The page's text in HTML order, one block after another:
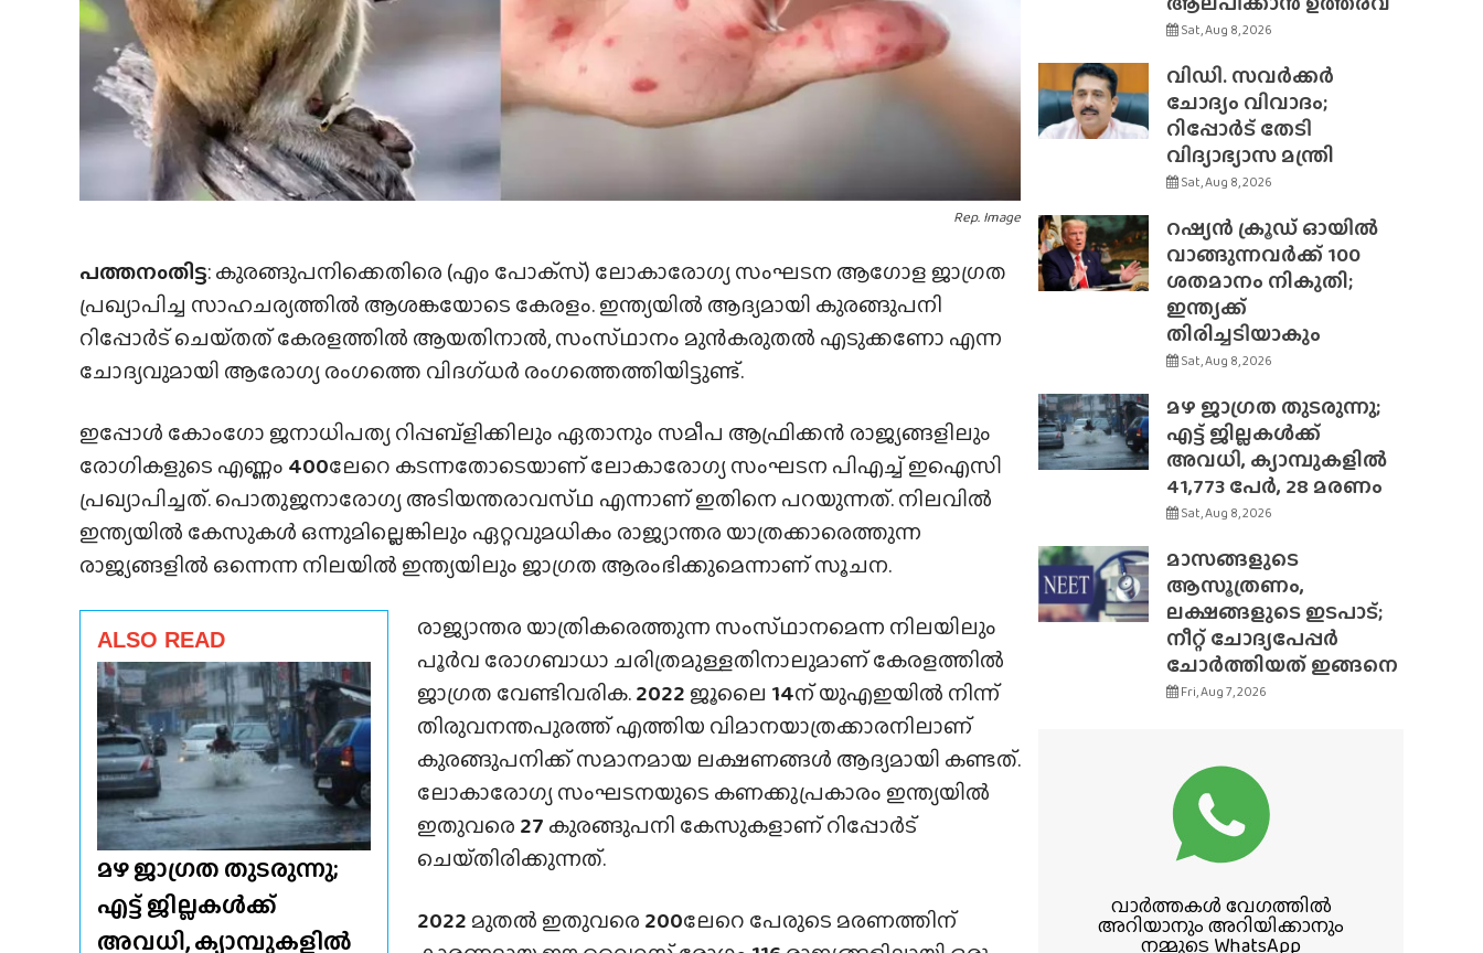
Rep. Image
പത്തനംതിട്ട: കുരങ്ങുപനിക്കെതിരെ (എം പോക്‌സ്) ലോകാരോഗ്യ സംഘടന ആഗോള ജാഗ്രത
പ്രഖ്യാപിച്ച സാഹചര്യത്തിൽ ആശങ്കയോടെ കേരളം. ഇന്ത്യയിൽ ആദ്യമായി കുരങ്ങുപനി
റിപ്പോർട് ചെയ്‌തത്‌ കേരളത്തിൽ ആയതിനാൽ, സംസ്‌ഥാനം മുൻകരുതൽ എടുക്കണോ എന്ന
ചോദ്യവുമായി ആരോഗ്യ രംഗത്തെ വിദഗ്‌ധർ രംഗത്തെത്തിയിട്ടുണ്ട്.
ഇപ്പോൾ കോംഗോ ജനാധിപത്യ റിപ്പബ്ളിക്കിലും ഏതാനും സമീപ ആഫ്രിക്കൻ രാജ്യങ്ങളിലും
രോഗികളുടെ എണ്ണം 400ലേറെ കടന്നതോടെയാണ് ലോകാരോഗ്യ സംഘടന പിഎച്ച് ഇഐസി
പ്രഖ്യാപിച്ചത്. പൊതുജനാരോഗ്യ അടിയന്തരാവസ്‌ഥ എന്നാണ് ഇതിനെ പറയുന്നത്. നിലവിൽ
ഇന്ത്യയിൽ കേസുകൾ ഒന്നുമില്ലെങ്കിലും ഏറ്റവുമധികം രാജ്യാന്തര യാത്രക്കാരെത്തുന്ന
രാജ്യങ്ങളിൽ ഒന്നെന്ന നിലയിൽ ഇന്ത്യയിലും ജാഗ്രത ആരംഭിക്കുമെന്നാണ് സൂചന.
ALSO READ
മഴ ജാഗ്രത തുടരുന്നു;
എട്ട് ജില്ലകൾക്ക്
അവധി, ക്യാമ്പുകളിൽ
രാജ്യാന്തര യാത്രികരെത്തുന്ന സംസ്‌ഥാനമെന്ന നിലയിലും
പൂർവ രോഗബാധാ ചരിത്രമുള്ളതിനാലുമാണ് കേരളത്തിൽ
ജാഗ്രത വേണ്ടിവരിക.2022 ജൂലൈ 14ന് യുഎഇയിൽ നിന്ന്
തിരുവനന്തപുരത്ത് എത്തിയ വിമാനയാത്രക്കാരനിലാണ്
കുരങ്ങുപനിക്ക് സമാനമായ ലക്ഷണങ്ങൾ ആദ്യമായി കണ്ടത്.
ലോകാരോഗ്യ സംഘടനയുടെ കണക്കുപ്രകാരം ഇന്ത്യയിൽ
ഇതുവരെ 27 കുരങ്ങുപനി കേസുകളാണ് റിപ്പോർട്
ചെയ്‌തിരിക്കുന്നത്‌.
2022 മുതൽ ഇതുവരെ 200ലേറെ പേരുടെ മരണത്തിന്
Sat, Aug 8, 2026
വിഡി. സവർക്കർ
ചോദ്യം വിവാദം;
റിപ്പോർട് തേടി
വിദ്യാഭ്യാസ മന്ത്രി
Sat, Aug 8, 2026
റഷ്യൻ ക്രൂഡ് ഓയിൽ
വാങ്ങുന്നവർക്ക് 100
ശതമാനം നികുതി;
ഇന്ത്യക്ക്
തിരിച്ചടിയാകും
Sat, Aug 8, 2026
മഴ ജാഗ്രത തുടരുന്നു;
എട്ട് ജില്ലകൾക്ക്
അവധി, ക്യാമ്പുകളിൽ
41,773 പേർ, 28 മരണം
Sat, Aug 8, 2026
മാസങ്ങളുടെ
ആസൂത്രണം,
ലക്ഷങ്ങളുടെ ഇടപാട്;
നീറ്റ് ചോദ്യപേപ്പർ
ചോർത്തിയത് ഇങ്ങനെ
Fri, Aug 7, 2026
വാർത്തകൾ വേഗത്തിൽ
അറിയാനും അറിയിക്കാനും
നമ്മുടെ WhatsApp